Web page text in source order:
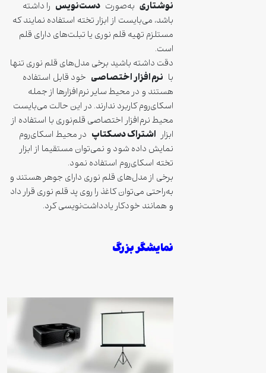
نوشتاریبه‌صورتدست‌نویسرا داشته
باشد، می‌بایست از ابزار تخته استفاده نمایند که
مستلزم تهیه قلم نوری یا تبلت‌های دارای قلم
دقت داشته باشید برخی مدل‌های قلم نوری تنها
نرم‌افزار اختصاصیخود قابل استفاده
هستند و در محیط سایر نرم‌افزارها از جمله
اسکای‌روم کاربرد ندارند. در این حالت می‌بایست
محیط نرم‌افزار اختصاصی قلم‌نوری با استفاده از
اشتراک دسکتاپدر محیط اسکای‌روم
نمایش داده شود و نمی‌توان مستقیما از ابزار
تخته اسکای‌روم استفاده نمود.
برخی از مدل‌های قلم نوری دارای جوهر هستند و
به‌راحتی می‌توان کاغذ را روی پد قلم نوری قرار داد
و همانند خودکار یادداشت‌نویسی کرد.
نمایشگر بزرگ